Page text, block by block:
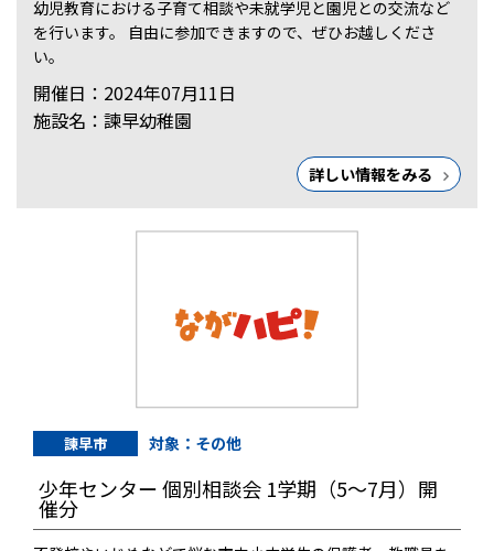
幼児教育における子育て相談や未就学児と園児との交流など
を行います。 自由に参加できますので、ぜひお越しくださ
い。
開催日：2024年07月11日
施設名：諫早幼稚園
詳しい情報をみる
諫早市 対象：その他
少年センター 個別相談会 1学期（5～7月）開
催分